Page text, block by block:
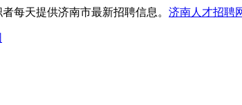
每天提供济南市最新招聘信息。 济南人才招聘